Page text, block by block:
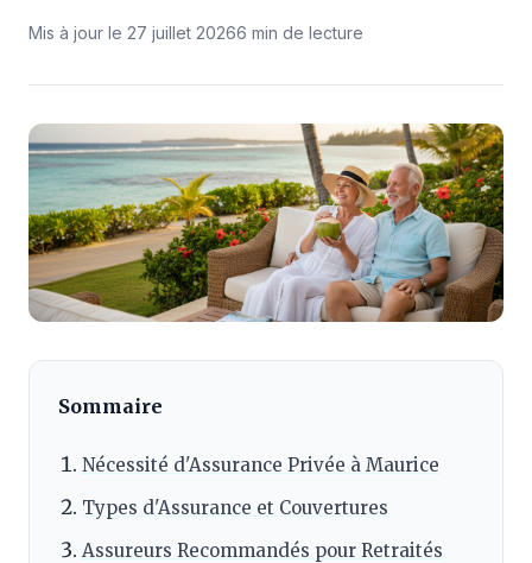
Mis à jour le 27 juillet 20266 min de lecture
Sommaire
Nécessité d'Assurance Privée à Maurice
Types d'Assurance et Couvertures
Assureurs Recommandés pour Retraités